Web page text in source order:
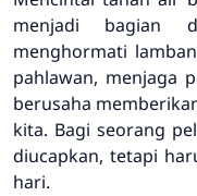
menjadi bagian
menghormati
pahlawan, menjaga
berusaha
kita. Bagi seorang
diucapkan, tetapi
hari.